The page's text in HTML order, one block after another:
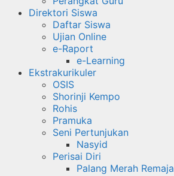
Direktori Siswa
Daftar Siswa
Ujian Online
e-Raport
e-Learning
Ekstrakurikuler
OSIS
Shorinji Kempo
Rohis
Pramuka
Seni Pertunjukan
Nasyid
Perisai Diri
Palang Merah Remaja